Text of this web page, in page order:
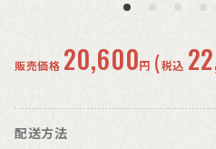
販売価格 20,600円 (税込
配送方法